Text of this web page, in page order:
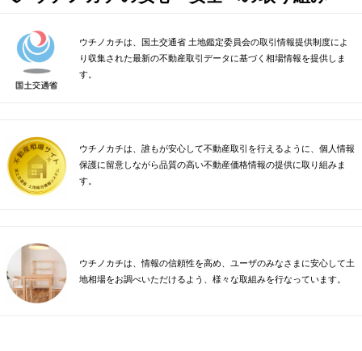
ウチノカチは、国土交通省 土地鑑定委員会の取引情報提供制度によ
り収集された最新の不動産取引データに基づく相場情報を提供しま
す。
ウチノカチは、誰もが安心して不動産取引を行えるように、個人情報
保護に留意しながら品質の高い不動産価格情報の提供に取り組みま
す。
ウチノカチは、情報の信頼性を高め、ユーザのみなさまに安心して土
地相場をお調べいただけるよう、様々な取組みを行なっています。